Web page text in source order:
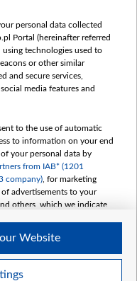
personal data collected
Portal (hereinafter referred
technologies used to
or other similar
and secure services,
media features and
to the use of automatic
to information on your end
your personal data by
from IAB* (1201
company) , for marketing
advertisements to your
others, which we indicate
S.A. w likwidacji are as
Website